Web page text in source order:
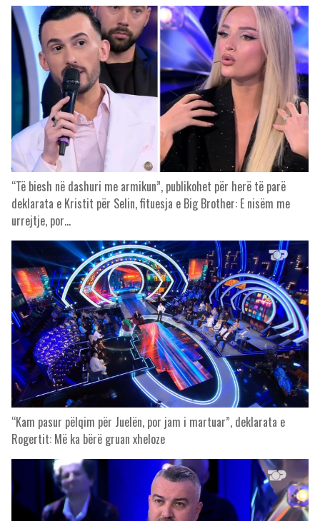
“Të biesh në dashuri me armikun”, publikohet për herë të parë
deklarata e Kristit për Selin, fituesja e Big Brother: E nisëm me
urrejtje, por…
“Kam pasur pëlqim për Juelën, por jam i martuar”, deklarata e
Rogertit: Më ka bërë gruan xheloze